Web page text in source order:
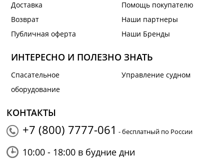
Доставка
Возврат
Публичная оферта
Помощь покупателю
Наши партнеры
Наши Бренды
ИНТЕРЕСНО И ПОЛЕЗНО ЗНАТЬ
Спасательное
оборудование
Управление судном
КОНТАКТЫ
+7 (800) 7777-061 - бесплатный по России
10:00 - 18:00 в будние дни